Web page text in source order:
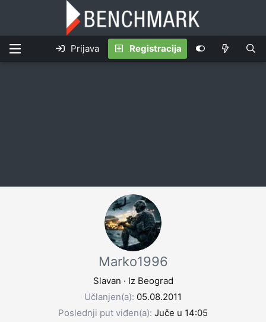
Prijava Registracija
Marko1996
Slavan · Iz Beograd
Učlanjen(a) 05.08.2011
Poslednji put viđen(a) Juče u 14:05